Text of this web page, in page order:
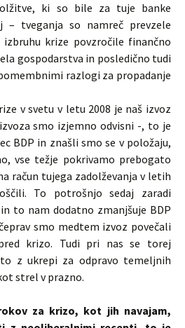
ki so bile za tuje banke
– tveganja so namreč prevzele
krize povzročile finančno
gospodarstva in posledično tudi
razlogi za propadanje
v svetu v letu 2008 je naš izvoz
smo izjemno odvisni -, to je
BDP in znašli smo se v položaju,
vse težje pokrivamo prebogato
račun tujega zadolževanja v letih
To potrošnjo sedaj zaradi
to nam dodatno zmanjšuje BDP
smo medtem izvoz povečali
krizo. Tudi pri nas se torej
z ukrepi za odpravo temeljnih
strel v prazno.
za krizo, kot jih navajam,